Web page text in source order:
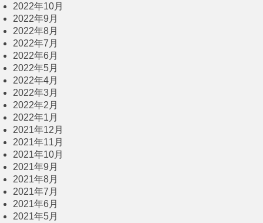
2022年10月
2022年9月
2022年8月
2022年7月
2022年6月
2022年5月
2022年4月
2022年3月
2022年2月
2022年1月
2021年12月
2021年11月
2021年10月
2021年9月
2021年8月
2021年7月
2021年6月
2021年5月